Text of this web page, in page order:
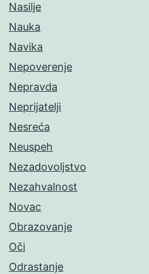
Nasilje
Nauka
Navika
Nepoverenje
Nepravda
Neprijatelji
Nesreća
Neuspeh
Nezadovoljstvo
Nezahvalnost
Novac
Obrazovanje
Oči
Odrastanje